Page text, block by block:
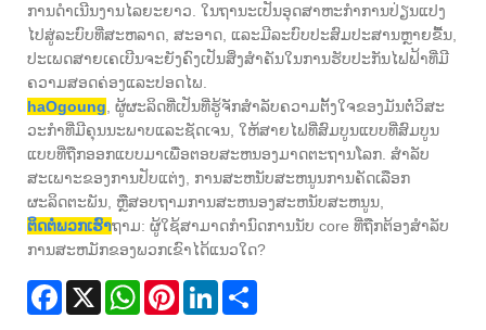
ການດໍາເນີນງານໄລຍະຍາວ. ໃນຖານະເປັນອຸດສາຫະກໍາການປ່ຽນແປງ
ໄປສູ່ລະບົບທີ່ສະຫລາດ, ສະອາດ, ແລະມີລະບົບປະສົມປະສານຫຼາຍຂື້ນ,
ປະເພດສາຍເຄເບີນຈະຍັງຄົງເປັນສິ່ງສໍາຄັນໃນການຮັບປະກັນໄຟຟ້າທີ່ມີ
ຄວາມສອດຄ່ອງແລະປອດໄພ.
haOgoung , ຜູ້ຜະລິດທີ່ເປັນທີ່ຮູ້ຈັກສໍາລັບຄວາມຕັ້ງໃຈຂອງມັນຕໍ່ວິສະ
ວະກໍາທີ່ມີຄຸນນະພາບແລະຊັດເຈນ, ໃຫ້ສາຍໄຟທີ່ສົມບູນແບບທີ່ສົມບູນ
ແບບທີ່ຖືກອອກແບບມາເພື່ອຕອບສະຫນອງມາດຕະຖານໂລກ. ສໍາລັບ
ສະເພາະຂອງການປັບແຕ່ງ, ການສະຫນັບສະຫນູນການຄັດເລືອກ
ຜະລິດຕະພັນ, ຫຼືສອບຖາມການສະຫນອງສະຫນັບສະຫນູນ,
ຕິດຕໍ່ພວກເຮົາຖາມ: ຜູ້ໃຊ້ສາມາດກໍານົດການນັບ core ທີ່ຖືກຕ້ອງສໍາລັບ
ການສະຫມັກຂອງພວກເຂົາໄດ້ແນວໃດ?
Facebook
X WhatsAppPinterestLinkedIn